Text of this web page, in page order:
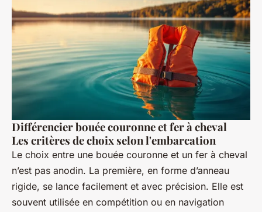
Différencier bouée couronne et fer à cheval
Les critères de choix selon l'embarcation
Le choix entre une bouée couronne et un fer à cheval
n’est pas anodin. La première, en forme d’anneau
rigide, se lance facilement et avec précision. Elle est
souvent utilisée en compétition ou en navigation